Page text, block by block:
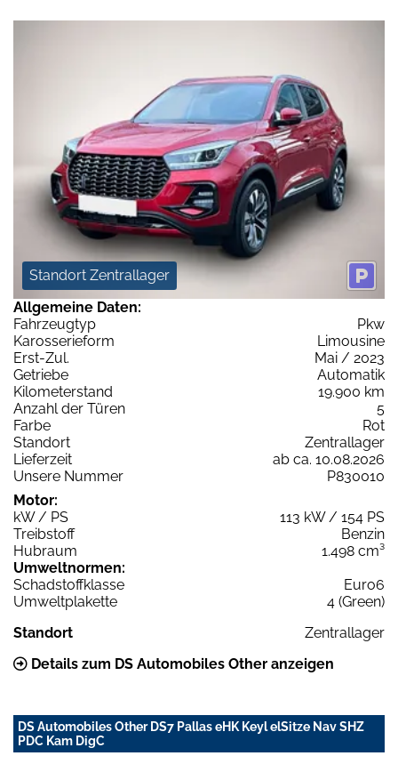
Standort Zentrallager
Allgemeine Daten:
Fahrzeugtyp
Pkw
Karosserieform
Limousine
Erst-Zul.
Mai / 2023
Getriebe
Automatik
Kilometerstand
19.900 km
Anzahl der Türen
5
Farbe
Rot
Standort
Zentrallager
Lieferzeit
ab ca. 10.08.2026
Unsere Nummer
P830010
Motor:
kW / PS
113 kW / 154 PS
Treibstoff
Benzin
Hubraum
1.498 cm³
Umweltnormen:
Schadstoffklasse
Euro6
Umweltplakette
4 (Green)
Standort
Zentrallager
Details zum DS Automobiles Other anzeigen
DS Automobiles Other DS7 Pallas eHK Keyl elSitze Nav SHZ
PDC Kam DigC